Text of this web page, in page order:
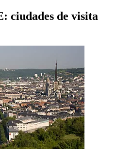
ciudades de visita